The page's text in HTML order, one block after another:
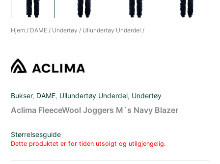
Hjem / DAME / Undertøy / Ullundertøy Underdel /
Bukser, DAME, Ullundertøy Underdel, Undertøy
Aclima FleeceWool Joggers M´s Navy Blazer
Størrelsesguide
Dette produktet er for tiden utsolgt og utilgjengelig.